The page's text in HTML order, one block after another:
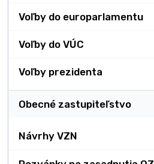
Voľby do europarlamentu
Voľby do VÚC
Voľby prezidenta
Obecné zastupiteľstvo
Návrhy VZN